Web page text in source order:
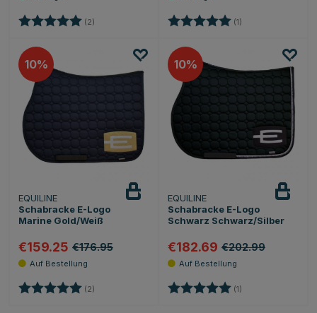
Bewertung: (2) Bewertung: (1)
10
EQUILINE
Schabracke E-Logo
Marine Gold/Weiß
€159.25 €176.95
Bewertung: (2)
10
EQUILINE
Schabracke E-Logo
Schwarz Schwarz/Silber
€182.69 €202.99
Bewertung: (1)